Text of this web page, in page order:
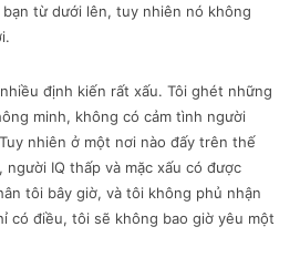
từ dưới lên, tuy nhiên nó không
định kiến rất xấu. Tôi ghét những
minh, không có cảm tình người
nhiên ở một nơi nào đấy trên thế
IQ thấp và mặc xấu có được
tôi bây giờ, và tôi không phủ nhận
có điều, tôi sẽ không bao giờ yêu một